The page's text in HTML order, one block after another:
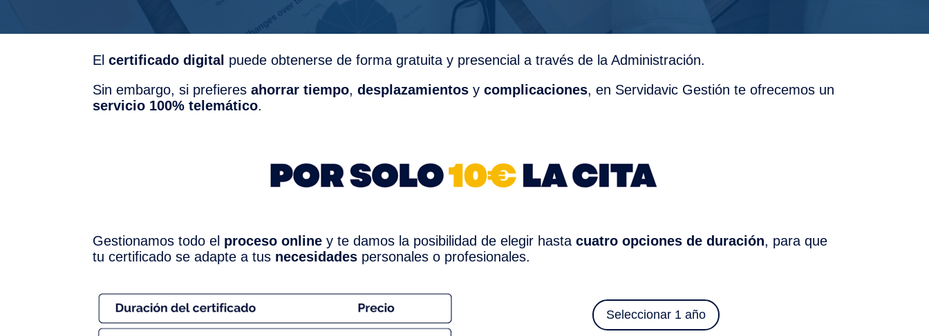
Elcertificado digital puede obtenerse de forma gratuita y presencial a través de la Administración.
Sin embargo, si prefieresahorrar tiempo,desplazamientos ycomplicaciones, en Servidavic Gestión te ofrecemos un
servicio 100% telemático.
Gestionamos todo el proceso online y te damos la posibilidad de elegir hastacuatro opciones de duración, para que
tu certificado se adapte a tus necesidades personales o profesionales.
Seleccionar 1 año